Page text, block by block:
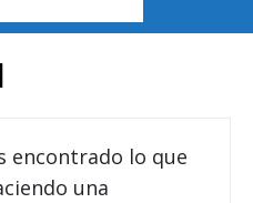
encontrado lo que
una